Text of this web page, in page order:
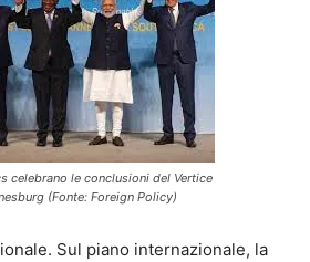
celebrano le conclusioni del Vertice
(Fonte: Foreign Policy)
Sul piano internazionale, la